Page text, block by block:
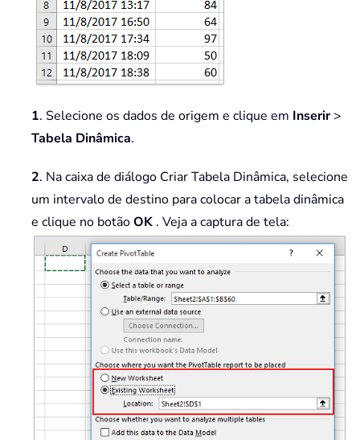
1. Selecione os dados de origem e clique em Inserir>
Tabela Dinâmica.
2. Na caixa de diálogo Criar Tabela Dinâmica, selecione
um intervalo de destino para colocar a tabela dinâmica
e clique no botãoOK . Veja a captura de tela: